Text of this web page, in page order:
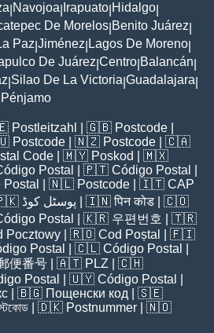
Navojoa Irapuato Hidalgo
De Morelos Benito Juárez
Paz Jiménez Lagos De Moreno
De Juárez Centro Balancán
Silao De La Victoria Guadalajara
Pénjamo
Postleitzahl | 🇬🇧 Postcode
Postcode | 🇳🇿 Postcode | 🇨🇦
Code | 🇲🇾 Poskod
| 🇲🇽
Postal | 🇵🇹 Código Postal
| 🇳🇱 Postcode | 🇮🇹 CAP
پوسٹل کوڈ | 🇮🇳पिन कोड | 🇨🇴
Postal | 🇰🇷 우편번호
| 🇹🇷
Pocztowy | 🇷🇴 Cod Poștal
| 🇫🇮
Postal | 🇨🇱 Código Postal
便番号 | 🇦🇹 PLZ | 🇨🇭
Postal | 🇺🇾 Código Postal
| 🇧🇬 Пощенски код | 🇸🇪
| 🇩🇰 Postnummer | 🇳🇴